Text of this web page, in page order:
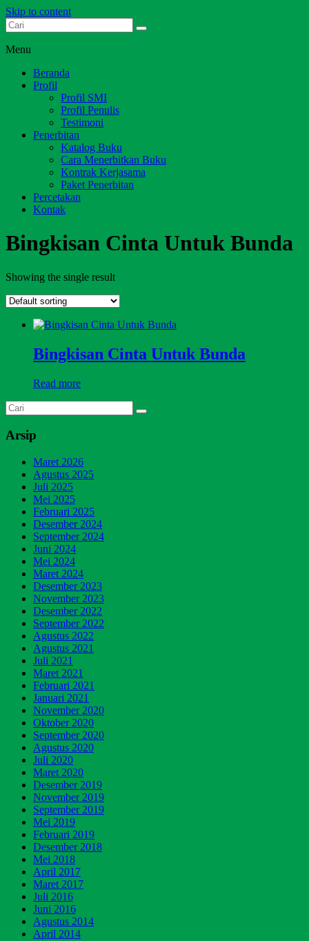
Skip to content
Dari Jambi untuk Indonesia
Menu
Beranda
Profil
Profil SMI
Profil Penulis
Testimoni
Penerbitan
Katalog Buku
Cara Menerbitkan Buku
Kontrak Kerjasama
Paket Penerbitan
Percetakan
Kontak
Bingkisan Cinta Untuk Bunda
Showing the single result
Bingkisan Cinta Untuk Bunda
Read more
Arsip
Maret 2026
Agustus 2025
Juli 2025
Mei 2025
Februari 2025
Desember 2024
September 2024
Juni 2024
Mei 2024
Maret 2024
Desember 2023
November 2023
Desember 2022
September 2022
Agustus 2022
Agustus 2021
Juli 2021
Maret 2021
Februari 2021
Januari 2021
November 2020
Oktober 2020
September 2020
Agustus 2020
Juli 2020
Maret 2020
Desember 2019
November 2019
September 2019
Mei 2019
Februari 2019
Desember 2018
Mei 2018
April 2017
Maret 2017
Juli 2016
Juni 2016
Agustus 2014
April 2014